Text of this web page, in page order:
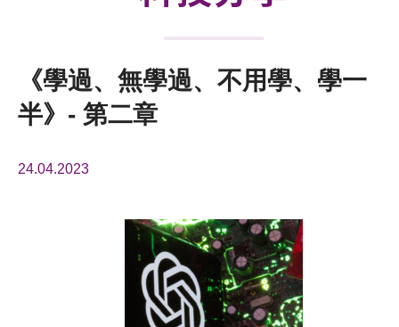
《學過、無學過、不用學、學一
半》- 第二章
24.04.2023